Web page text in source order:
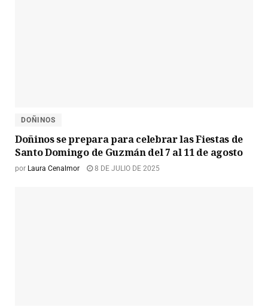
DOÑINOS
Doñinos se prepara para celebrar las Fiestas de
Santo Domingo de Guzmán del 7 al 11 de agosto
por Laura Cenalmor 8 DE JULIO DE 2025